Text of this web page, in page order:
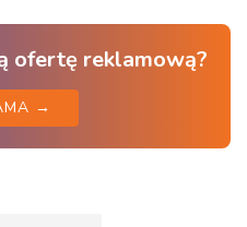
ofertę reklamową?
→